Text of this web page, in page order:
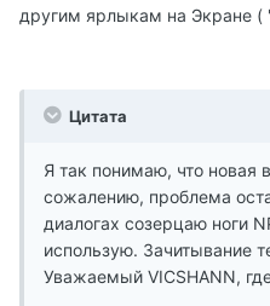
другим ярлыкам на Экране (
Цитата
Я так понимаю, что новая
сожалению, проблема
диалогах созерцаю ноги
использую. Зачитывание
Уважаемый VICSHANN,